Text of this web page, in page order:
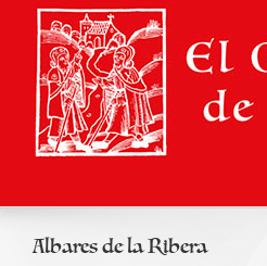
Albares de la Ribera